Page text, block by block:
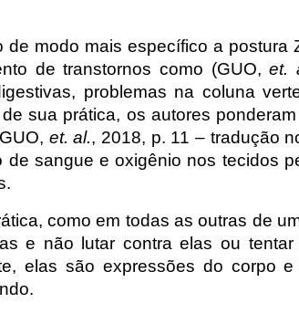
de modo mais específico a
de transtornos como (GUO,et.
problemas na coluna
sua prática, os autores
et. al., 2018, p. 11 – tradução
de sangue e oxigênio nos tecidos
como em todas as outras de
e não lutar contra elas ou
elas são expressões do corpo